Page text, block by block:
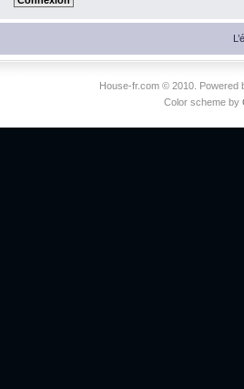
House-fr.com © 2010. Powered
Color scheme by